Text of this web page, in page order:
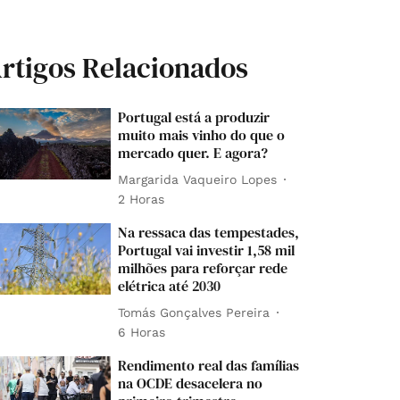
Relacionados
Portugal está a produzir
muito mais vinho do que o
mercado quer. E agora?
Margarida Vaqueiro Lopes
2 Horas
Na ressaca das tempestades,
Portugal vai investir 1,58 mil
milhões para reforçar rede
elétrica até 2030
Tomás Gonçalves Pereira
6 Horas
Rendimento real das famílias
na OCDE desacelera no